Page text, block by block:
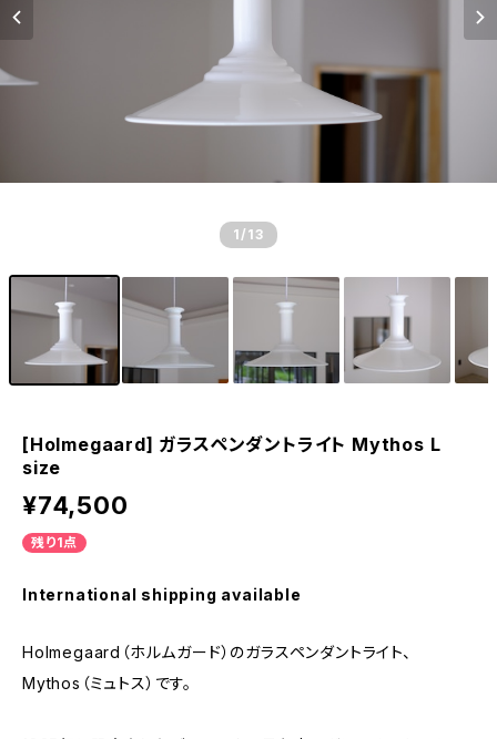
1 /13
[Holmegaard] ガラスペンダントライト Mythos L
size
¥74,500
残り1点
International shipping available
Holmegaard（ホルムガード）のガラスペンダントライト、
Mythos（ミュトス）です。